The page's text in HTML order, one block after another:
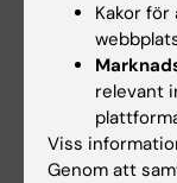
Kontakt
För mer
kontakta din
Kakor för
relevant
Viss
Genom att